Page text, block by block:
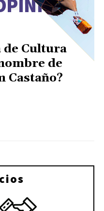
de Cultura
de
Castaño?